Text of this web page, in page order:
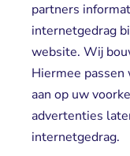
partners
internetgedrag
website. Wij
Hiermee passen
aan op uw
advertenties
internetgedrag.
Aanmelden